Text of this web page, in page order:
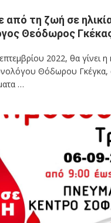
από τη ζωή σε
Θεόδωρος
2022, θα γίνει η
Θόδωρου Γκέγκα,
…